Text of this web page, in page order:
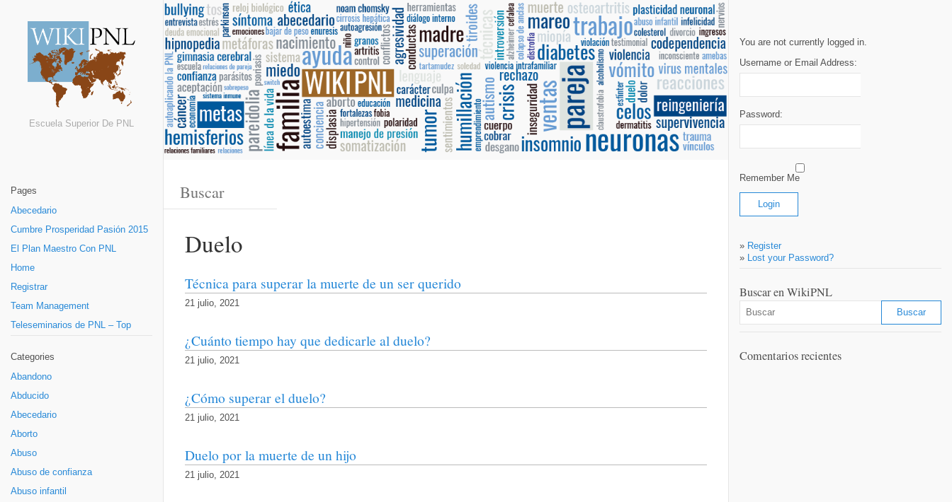
Escuela Superior De PNL
Pages
Abecedario
Cumbre Prosperidad Pasión 2015
El Plan Maestro Con PNL
Home
Registrar
Team Management
Teleseminarios de PNL – Top
Categories
Abandono
Abducido
Abecedario
Aborto
Abuso
Abuso de confianza
Abuso infantil
Duelo
Técnica para superar la muerte de un ser querido
21 julio, 2021
¿Cuánto tiempo hay que dedicarle al duelo?
21 julio, 2021
¿Cómo superar el duelo?
21 julio, 2021
Duelo por la muerte de un hijo
21 julio, 2021
You are not currently logged in.
Username or Email Address:
Password:
Remember Me
» Register
» Lost your Password?
Buscar en WikiPNL
Comentarios recientes